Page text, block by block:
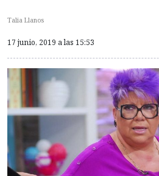
Talia Llanos
17 junio, 2019 a las 15:53